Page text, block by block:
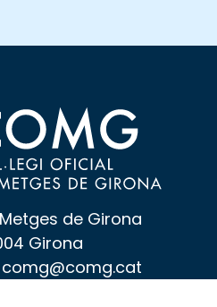
de Girona
Girona
comg@comg.cat